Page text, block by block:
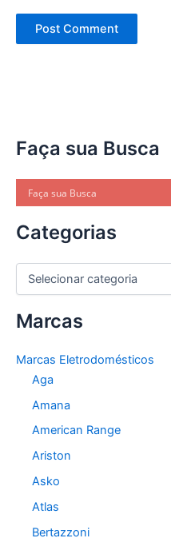
Faça sua Busca
Categorias
C
e
r
Marcas
Marcas Eletrodomésticos
Aga
Amana
American Range
Ariston
Asko
Atlas
Bertazzoni